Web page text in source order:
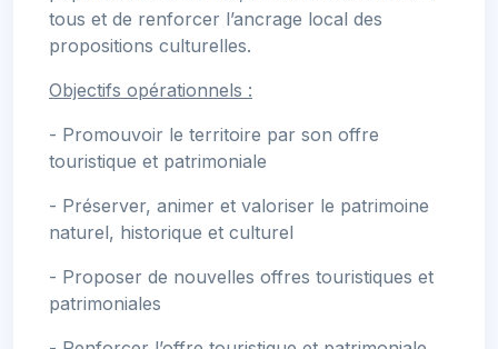
tous et de renforcer l’ancrage local des
propositions culturelles.
Objectifs opérationnels :
- Promouvoir le territoire par son offre
touristique et patrimoniale
- Préserver, animer et valoriser le patrimoine
naturel, historique et culturel
- Proposer de nouvelles offres touristiques et
patrimoniales